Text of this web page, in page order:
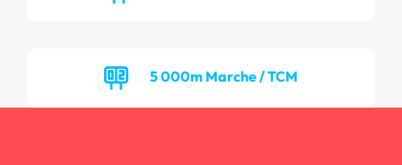
5 000m Marche / TCM